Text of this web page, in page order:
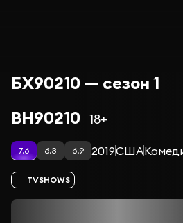
БХ90210 — сезон 1
BH90210
18+
7.6 6.3 6.9 2019США
TVSHOWS